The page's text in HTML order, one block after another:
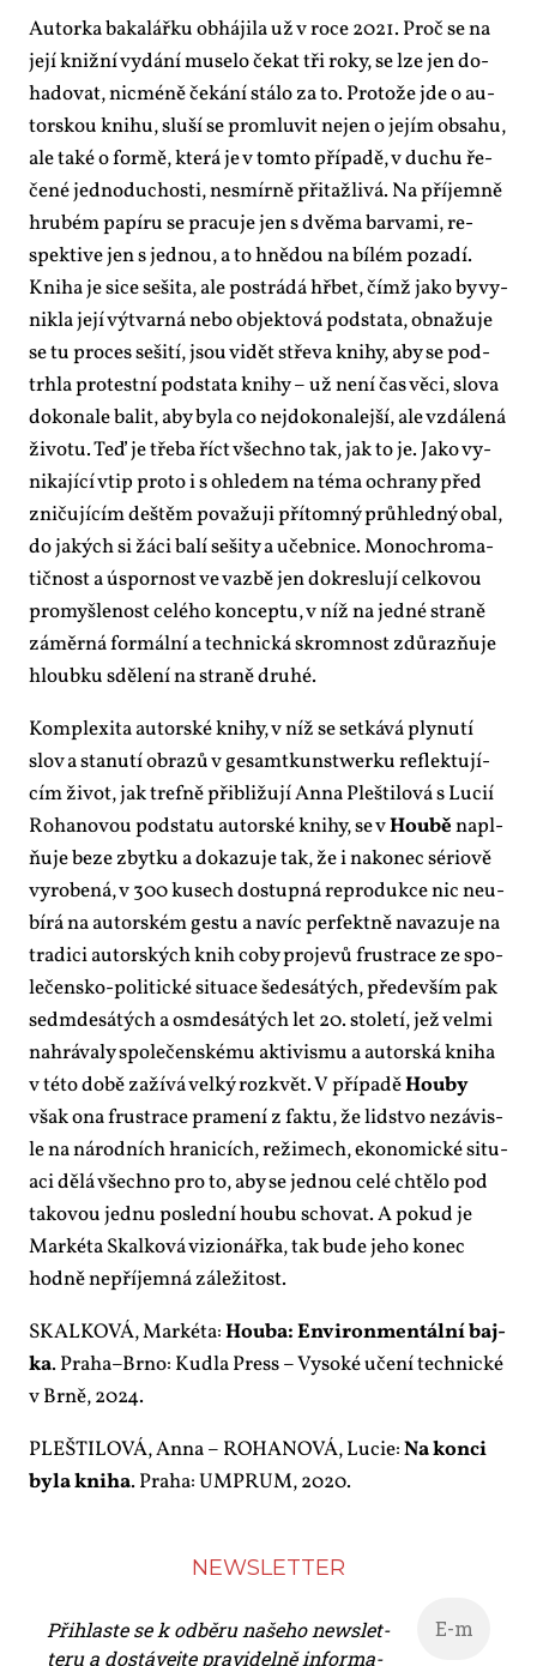
Au­tor­ka ba­ka­lář­ku ob­há­ji­la už v ro­ce 2021. Proč se na
je­jí kniž­ní vy­dá­ní mu­se­lo če­kat tři roky, se lze jen do­
ha­do­vat, nicmé­ně če­ká­ní stá­lo za to. Pro­to­že jde o au­
tor­skou kni­hu, slu­ší se pro­mlu­vit nejen o je­jím ob­sa­hu,
ale ta­ké o for­mě, kte­rá je v tom­to pří­pa­dě, v du­chu ře­
če­né jed­no­du­chos­ti, ne­smír­ně při­taž­li­vá. Na pří­jem­ně
hrubém pa­pí­ru se pra­cu­je jen s dvě­ma barva­mi, re­
spek­ti­ve jen s jed­nou, a to hně­dou na bí­lém po­za­dí.
Kni­ha je si­ce se­ši­ta, ale po­strá­dá hřbet, čímž ja­ko by vy­
nik­la je­jí vý­tvar­ná ne­bo ob­jek­to­vá pod­sta­ta, ob­na­žu­je
se tu pro­ces se­ši­tí, jsou vi­dět stře­va kni­hy, aby se pod­
trh­la pro­test­ní pod­sta­ta kni­hy – už ne­ní čas vě­ci, slo­va
do­ko­na­le ba­lit, aby by­la co nej­do­ko­na­lej­ší, ale vzdá­le­ná
ži­vo­tu. Teď je tře­ba říct všech­no tak, jak to je. Ja­ko vy­
ni­ka­jí­cí vtip pro­to i s ohle­dem na té­ma ochra­ny před
zni­ču­jí­cím deš­těm po­va­žu­ji pří­tom­ný prů­hled­ný obal,
do ja­kých si žá­ci ba­lí se­ši­ty a učeb­ni­ce. Mo­nochro­ma­
tič­nost a úspor­nost ve vaz­bě jen do­kres­lu­jí cel­ko­vou
pro­myš­le­nost ce­lé­ho kon­cep­tu, v níž na jed­né stra­ně
zá­měr­ná for­mál­ní a tech­nic­ká skrom­nost zdů­raz­ňu­je
hloub­ku sdě­le­ní na stra­ně dru­hé.
Kom­ple­xi­ta au­tor­ské kni­hy, v níž se se­tká­vá ply­nu­tí
slov a sta­nu­tí ob­ra­zů v gesamt­kun­stwer­ku re­flek­tu­jí­
cím ži­vot, jak tref­ně při­bli­žu­jí An­na Pleš­ti­lo­vá s Lu­cií
Ro­ha­no­vou pod­sta­tu au­tor­ské kni­hy, se vHou­běna­pl­
ňu­je be­ze zbyt­ku a do­ka­zu­je tak, že i na­ko­nec sé­ri­o­vě
vy­ro­be­ná, v 300 ku­sech do­stup­ná re­pro­duk­ce nic ne­u­
bí­rá na au­tor­ském ges­tu a na­víc per­fekt­ně na­va­zu­je na
tra­di­ci au­tor­ských knih co­by pro­je­vů frustra­ce ze spo­
le­čen­sko-po­li­tic­ké si­tu­a­ce še­de­sá­tých, pře­de­vším pak
se­dm­de­sá­tých a osm­de­sá­tých let 20. sto­le­tí, jež vel­mi
na­hrá­va­ly spo­le­čen­ské­mu ak­ti­vis­mu a au­tor­ská kni­ha
v té­to do­bě za­ží­vá vel­ký roz­květ. V pří­pa­děHou­by
však ona frustra­ce pra­me­ní z fak­tu, že lid­stvo ne­zá­vis­
le na ná­rod­ních hra­ni­cích, re­ži­mech, eko­no­mic­ké si­tu­
a­ci dě­lá všech­no pro to, aby se jed­nou ce­lé chtě­lo pod
ta­ko­vou jed­nu po­sled­ní hou­bu scho­vat. A po­kud je
Mar­ké­ta Skal­ko­vá vi­zi­o­nářka, tak bu­de je­ho ko­nec
hod­ně ne­pří­jem­ná zá­le­ži­tost.
SKAL­KO­VÁ, Mar­ké­ta:Hou­ba: En­vi­ron­men­tál­ní baj­
ka. Praha–Brno: Kud­la Press – Vy­so­ké uče­ní tech­nic­ké
v Br­ně, 2024.
PLEŠ­TI­LO­VÁ, An­na – RO­HA­NO­VÁ, Lu­cie:Na kon­ci
by­la kni­ha. Pra­ha: UM­PRUM, 2020.
NEWS­LET­TER
Při­hlas­te se k od­bě­ru na­še­ho news­let­
te­ru a do­stá­vej­te pra­vi­del­ně in­for­ma­